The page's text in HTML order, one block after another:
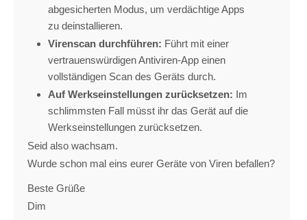
abgesicherten Modus, um verdächtige Apps
zu deinstallieren.
Virenscan durchführen: Führt mit einer
vertrauenswürdigen Antiviren-App einen
vollständigen Scan des Geräts durch.
Auf Werkseinstellungen zurücksetzen: Im
schlimmsten Fall müsst ihr das Gerät auf die
Werkseinstellungen zurücksetzen.
Seid also wachsam.
Wurde schon mal eins eurer Geräte von Viren befallen?
Beste Grüße
Dim